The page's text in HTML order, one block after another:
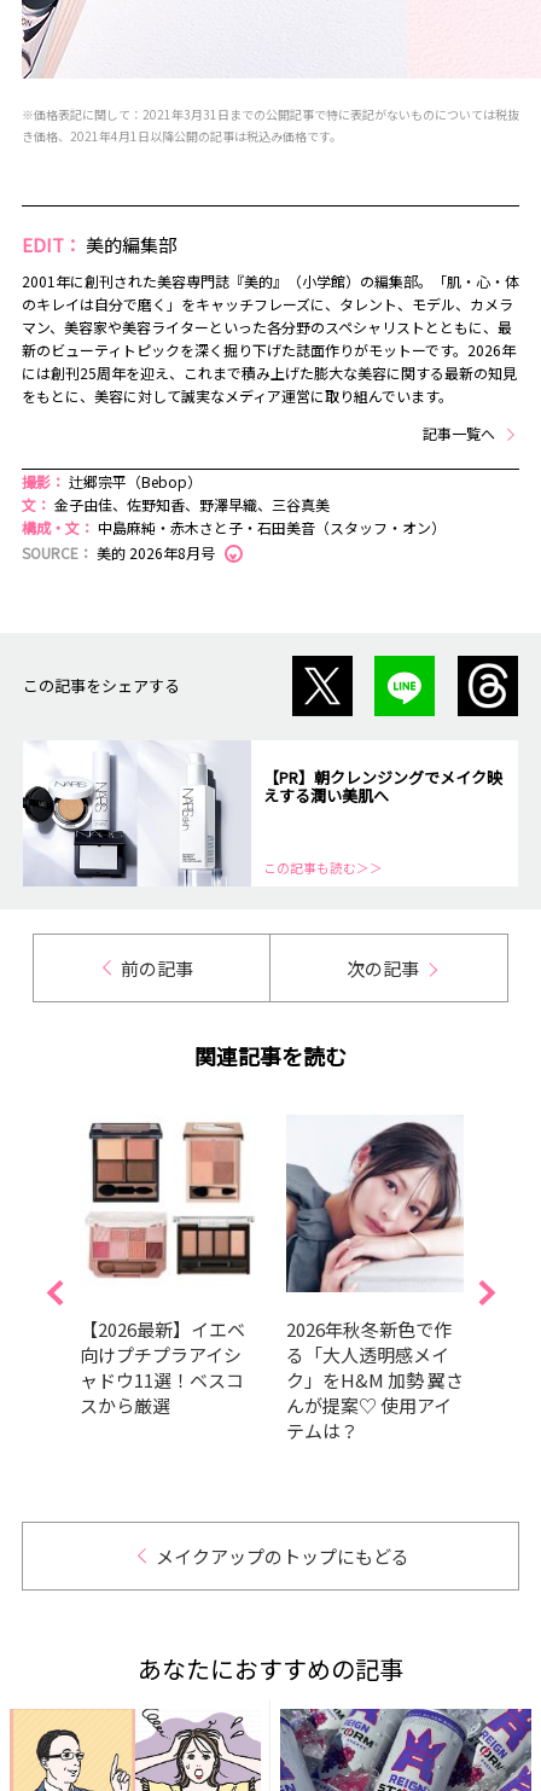
※価格表記に関して：2021年3月31日までの公開記事で特に表記がないものについては税抜
き価格、2021年4月1日以降公開の記事は税込み価格です。
EDIT： 美的編集部
2001年に創刊された美容専門誌『美的』（小学館）の編集部。「肌・心・体
のキレイは自分で磨く」をキャッチフレーズに、タレント、モデル、カメラ
マン、美容家や美容ライターといった各分野のスペシャリストとともに、最
新のビューティトピックを深く掘り下げた誌面作りがモットーです。2026年
には創刊25周年を迎え、これまで積み上げた膨大な美容に関する最新の知見
をもとに、美容に対して誠実なメディア運営に取り組んでいます。
記事一覧へ
撮影： 辻郷宗平（Bebop）
文： 金子由佳、佐野知香、野澤早織、三谷真美
構成・文： 中島麻純・赤木さと子・石田美音（スタッフ・オン）
SOURCE： 美的 2026年8月号
この記事をシェアする
【PR】朝クレンジングでメイク映
えする潤い美肌へ
この記事も読む＞＞
前の記事 次の記事
関連記事を読む
【2026最新】イエベ
向けプチプラアイシ
ャドウ11選！ベスコ
スから厳選
2026年秋冬新色で作
る「大人透明感メイ
ク」をH&M 加勢 翼さ
んが提案♡ 使用アイ
テムは？
メイクアップのトップにもどる
あなたにおすすめの記事